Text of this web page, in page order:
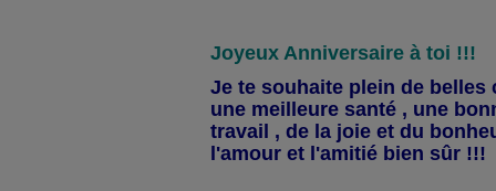
Joyeux Anniversaire à toi !!!
Je te souhaite plein de belles
une meilleure santé , une
travail , de la joie et du
l'amour et l'amitié bien sûr !!!